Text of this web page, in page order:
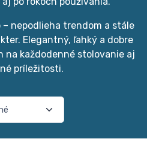
nepodlieha trendom a stále
Elegantný, ľahký a dobre
na každodenné stolovanie aj
príležitosti.